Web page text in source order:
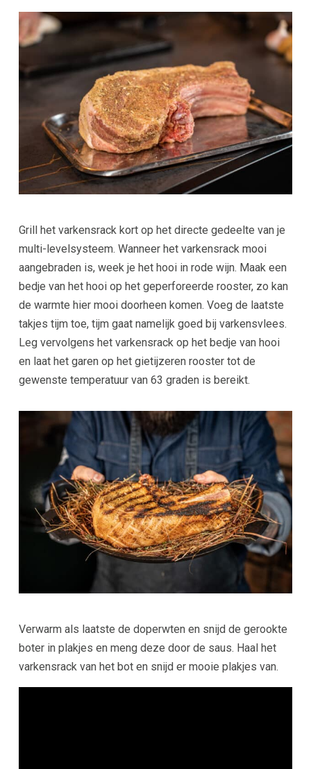
Grill het varkensrack kort op het directe gedeelte van je
multi-levelsysteem. Wanneer het varkensrack mooi
aangebraden is, week je het hooi in rode wijn. Maak een
bedje van het hooi op het geperforeerde rooster, zo kan
de warmte hier mooi doorheen komen. Voeg de laatste
takjes tijm toe, tijm gaat namelijk goed bij varkensvlees.
Leg vervolgens het varkensrack op het bedje van hooi
en laat het garen op het gietijzeren rooster tot de
gewenste temperatuur van 63 graden is bereikt.
Verwarm als laatste de doperwten en snijd de gerookte
boter in plakjes en meng deze door de saus. Haal het
varkensrack van het bot en snijd er mooie plakjes van.